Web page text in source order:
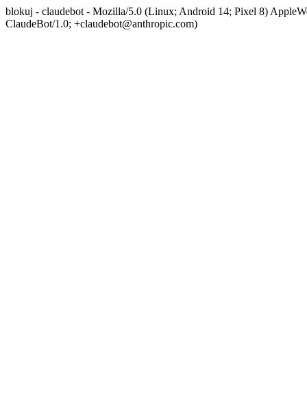
blokuj - claudebot - Mozilla/5.0 (Linux; Android 14; Pixel 8)
ClaudeBot/1.0; +claudebot@anthropic.com)